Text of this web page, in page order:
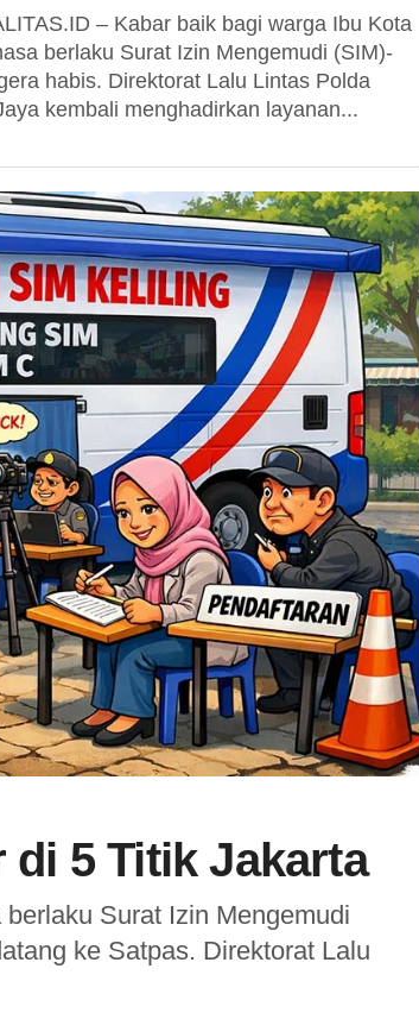
– Kabar baik bagi warga Ibu Kota
berlaku Surat Izin Mengemudi (SIM)-
habis. Direktorat Lalu Lintas Polda
kembali menghadirkan layanan...
di 5 Titik Jakarta
Surat Izin Mengemudi
ke Satpas. Direktorat Lalu